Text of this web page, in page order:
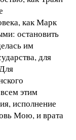
как Марк
остановить
им
для
этим
исполнение
Мою, и врата